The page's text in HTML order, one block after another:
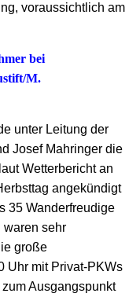
voraussichtlich am
bei
M.
unter Leitung der
Josef Mahringer die
Wetterbericht an
angekündigt
35 Wanderfreudige
waren sehr
große
Uhr mit Privat-PKWs
Ausgangspunkt